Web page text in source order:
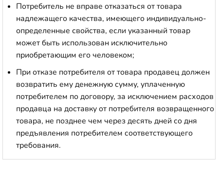
Потребитель не вправе отказаться от товара
надлежащего качества, имеющего индивидуально-
определенные свойства, если указанный товар
может быть использован исключительно
приобретающим его человеком;
При отказе потребителя от товара продавец должен
возвратить ему денежную сумму, уплаченную
потребителем по договору, за исключением расходов
продавца на доставку от потребителя возвращенного
товара, не позднее чем через десять дней со дня
предъявления потребителем соответствующего
требования.